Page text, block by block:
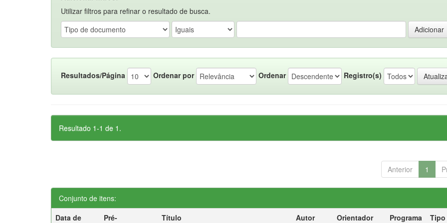
Utilizar filtros para refinar o resultado de busca.
Resultados/Página Ordenar por Ordenar Registro(s)
Resultado 1-1 de 1.
Anterior 1
Conjunto de itens:
Data de
Pré-
Título Autor Orientador Programa
Tipo